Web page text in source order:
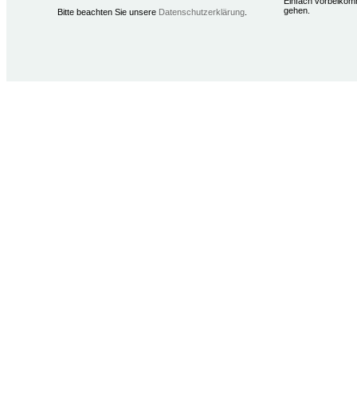
Bitte beachten Sie unsere Datenschutzerklärung
gehen.